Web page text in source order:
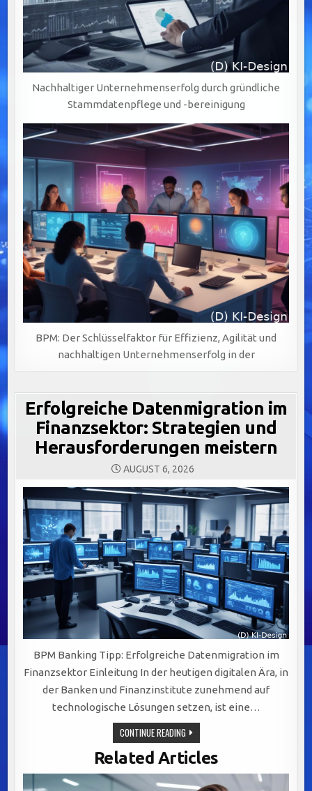
Nachhaltiger Unternehmenserfolg durch gründliche
Stammdatenpflege und -bereinigung
BPM: Der Schlüsselfaktor für Effizienz, Agilität und
nachhaltigen Unternehmenserfolg in der
Erfolgreiche Datenmigration im
Finanzsektor: Strategien und
Herausforderungen meistern
AUGUST 6, 2026
BPM Banking Tipp: Erfolgreiche Datenmigration im
Finanzsektor Einleitung In der heutigen digitalen Ära, in
der Banken und Finanzinstitute zunehmend auf
technologische Lösungen setzen, ist eine…
CONTINUE READINGERFOLGREICHE
DATENMIGRATION
IM
FINANZSEKTOR:
STRATEGIEN
UND
HERAUSFORDERUNGEN
Related Articles